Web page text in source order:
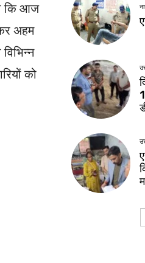
कि आज
अहम
को